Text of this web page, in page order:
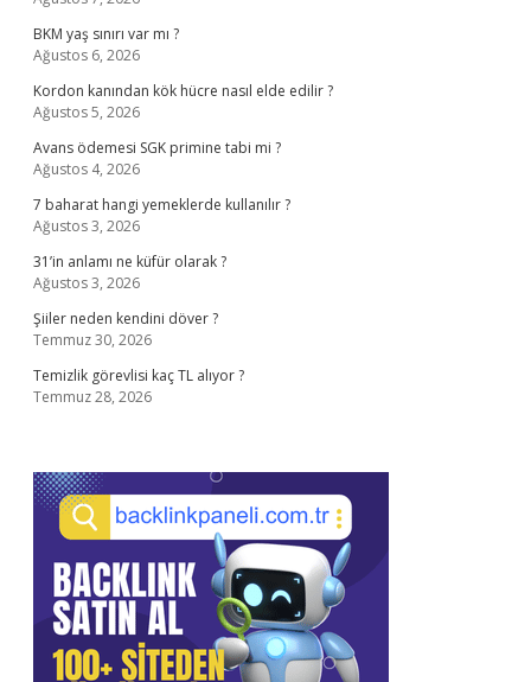
BKM yaş sınırı var mı ?
Ağustos 6, 2026
Kordon kanından kök hücre nasıl elde edilir ?
Ağustos 5, 2026
Avans ödemesi SGK primine tabi mi ?
Ağustos 4, 2026
7 baharat hangi yemeklerde kullanılır ?
Ağustos 3, 2026
31’in anlamı ne küfür olarak ?
Ağustos 3, 2026
Şiiler neden kendini döver ?
Temmuz 30, 2026
Temizlik görevlisi kaç TL alıyor ?
Temmuz 28, 2026